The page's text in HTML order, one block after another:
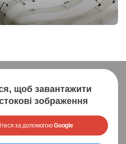
щоб завантажити
зображення
за допомогоюGoogle